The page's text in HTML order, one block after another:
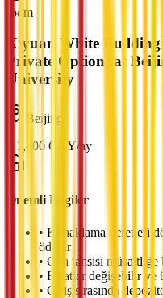
room
Xiyuan White
Private Option) at
University
Beijing
1,800 CNY/ ay
Önemli Bilgiler
• Konaklama ücretleri
ödenir
• Oda tahsisi müsaitliğe
• Fiyatlar değişebilir ve
• Giriş sırasında